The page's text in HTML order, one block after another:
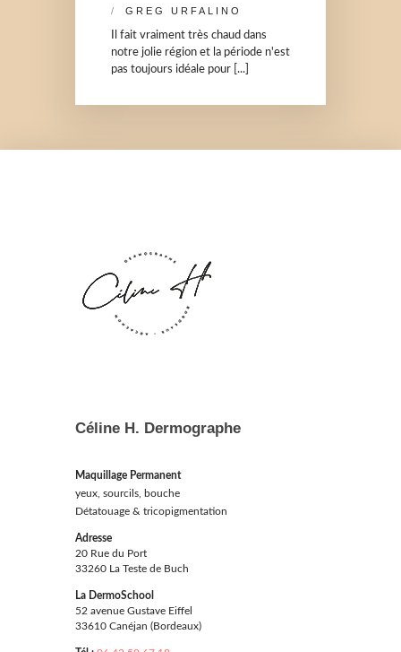
GREG URFALINO
Il fait vraiment très chaud dans
notre jolie région et la période n'est
pas toujours idéale pour [...]
Céline H. Dermographe
Maquillage Permanent
yeux, sourcils, bouche
Détatouage & tricopigmentation
Adresse
20 Rue du Port
33260 La Teste de Buch
La DermoSchool
52 avenue Gustave Eiffel
33610 Canéjan (Bordeaux)